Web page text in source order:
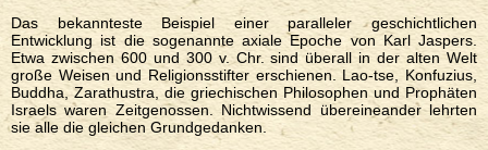
Das bekannteste Beispiel einer paralleler geschichtlichen
Entwicklung ist die sogenannte axiale Epoche von Karl Jaspers.
Etwa zwischen 600 und 300 v. Chr. sind überall in der alten Welt
große Weisen und Religionsstifter erschienen. Lao-tse, Konfuzius,
Buddha, Zarathustra, die griechischen Philosophen und Prophäten
Israels waren Zeitgenossen. Nichtwissend übereineander lehrten
sie alle die gleichen Grundgedanken.